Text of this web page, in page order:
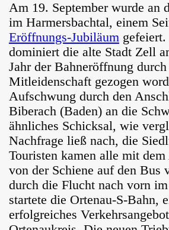
Am 19. September wurde an
im Harmersbachtal, einem
Eröffnungs-Jubiläum
dominiert die alte Stadt Zell
Jahr der Bahneröffnung
Mitleidenschaft gezogen
Aufschwung durch den
Biberach (Baden) an die
ähnliches Schicksal, wie
Nachfrage ließ nach, die
Touristen kamen alle mit
von der Schiene auf den Bus
durch die Flucht nach vorn
startete die Ortenau-S-Bahn,
erfolgreiches